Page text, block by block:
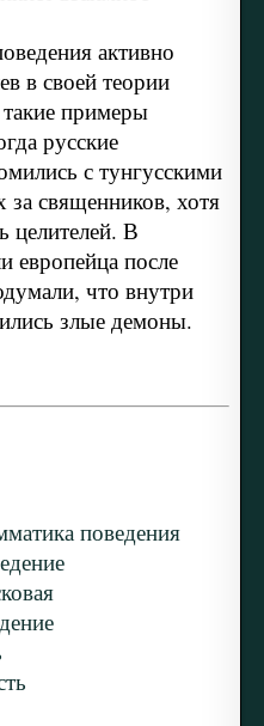
активно
в своей теории
примеры
русские
с тунгусскими
священников, хотя
целителей. В
европейца после
что внутри
злые демоны.
поведения